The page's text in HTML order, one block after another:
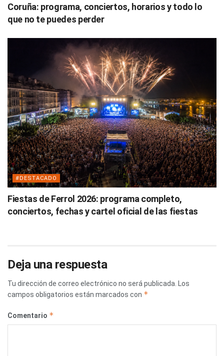
Coruña: programa, conciertos, horarios y todo lo
que no te puedes perder
#DESTACADO
Fiestas de Ferrol 2026: programa completo,
conciertos, fechas y cartel oficial de las fiestas
Deja una respuesta
Tu dirección de correo electrónico no será publicada.
Los
campos obligatorios están marcados con *
Comentario *